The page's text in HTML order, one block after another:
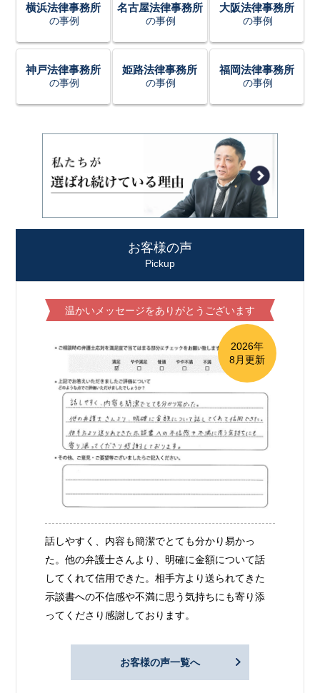
横浜法律事務所
の事例
名古屋法律事務所
の事例
大阪法律事務所
の事例
神戸法律事務所
の事例
姫路法律事務所
の事例
福岡法律事務所
の事例
お客様の声
Pickup
温かいメッセージをありがとうございます
2026年
8月更新
話しやすく、内容も簡潔でとても分かり易かっ
た。他の弁護士さんより、明確に金額について話
してくれて信用できた。相手方より送られてきた
示談書への不信感や不満に思う気持ちにも寄り添
ってくださり感謝しております。
お客様の声一覧へ